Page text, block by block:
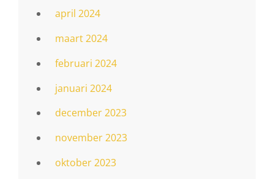
april 2024
maart 2024
februari 2024
januari 2024
december 2023
november 2023
oktober 2023